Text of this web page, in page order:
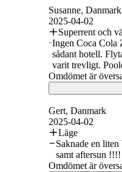
Susanne, Danmark
2025-04-02
Superrent och
Ingen Coca Cola
sådant hotell.
varit trevligt.
Omdömet är
Gert, Danmark
2025-04-02
Läge
Saknade en
samt aftersun !!!!
Omdömet är